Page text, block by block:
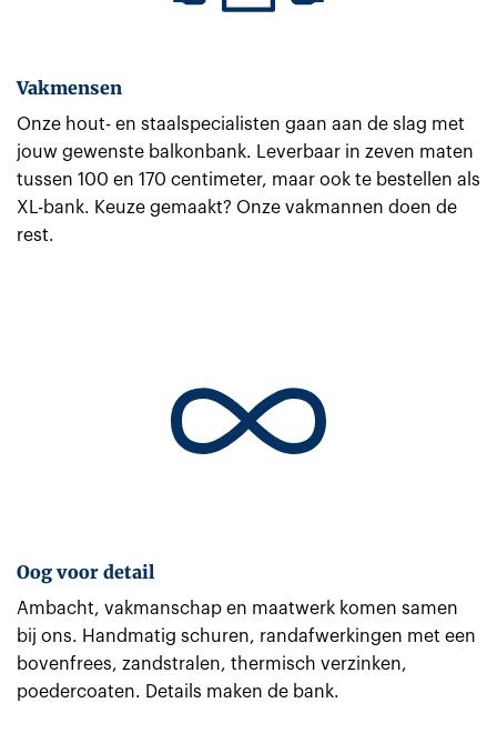
Vakmensen
Onze hout- en staalspecialisten gaan aan de slag met
jouw gewenste balkonbank. Leverbaar in zeven maten
tussen 100 en 170 centimeter, maar ook te bestellen als
XL-bank. Keuze gemaakt? Onze vakmannen doen de
rest.
Oog voor detail
Ambacht, vakmanschap en maatwerk komen samen
bij ons. Handmatig schuren, randafwerkingen met een
bovenfrees, zandstralen, thermisch verzinken,
poedercoaten. Details maken de bank.